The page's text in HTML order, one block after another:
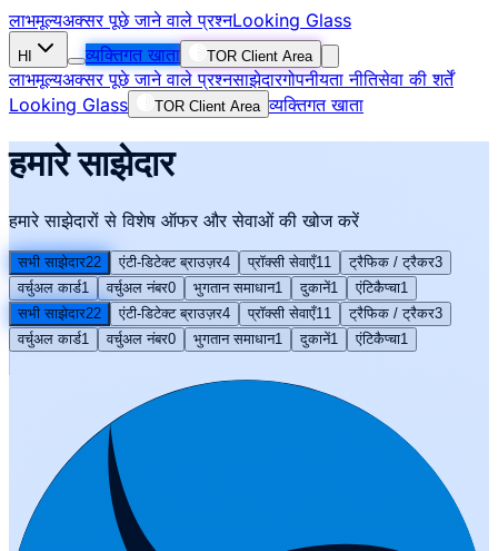
लाभमूल्यअक्सर पूछे जाने वाले प्रश्नLooking Glass
HI व्यक्तिगत खाता TOR Client Area
लाभमूल्यअक्सर पूछे जाने वाले प्रश्नसाझेदारगोपनीयता नीतिसेवा की शर्तें
Looking Glass
TOR Client Area व्यक्तिगत खाता
हमारे साझेदार
हमारे साझेदारों से विशेष ऑफर और सेवाओं की खोज करें
सभी साझेदार22 एंटी-डिटेक्ट ब्राउज़र4 प्रॉक्सी सेवाएँ11 ट्रैफिक / ट्रैकर3
वर्चुअल कार्ड1 वर्चुअल नंबर0 भुगतान समाधान1 दुकानें1 एंटिकैप्चा1
सभी साझेदार22 एंटी-डिटेक्ट ब्राउज़र4 प्रॉक्सी सेवाएँ11 ट्रैफिक / ट्रैकर3
वर्चुअल कार्ड1 वर्चुअल नंबर0 भुगतान समाधान1 दुकानें1 एंटिकैप्चा1